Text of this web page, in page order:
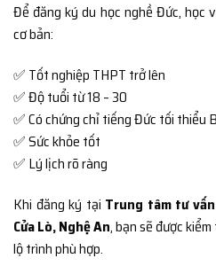
Để đăng ký du học nghề Đức, học
cơ bản:
✅ Tốt nghiệp THPT trở lên
✅ Độ tuổi từ 18 – 30
✅ Có chứng chỉ tiếng Đức tối thiểu
✅ Sức khỏe tốt
✅ Lý lịch rõ ràng
Khi đăng ký tại Trung tâm tư
Cửa Lò, Nghệ An, bạn sẽ được
lộ trình phù hợp.